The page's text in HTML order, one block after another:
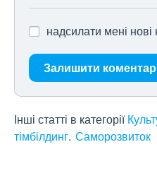
надсилати мені
Залишити коментар
Інші статті в категорії
тімбілдинг Саморозвиток